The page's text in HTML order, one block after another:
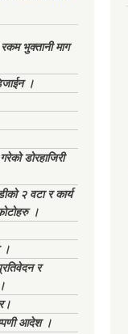
भुक्तानी माग
।
डोरहाजिरी
२ वटा र कार्य
।
।
र
आदेश ।